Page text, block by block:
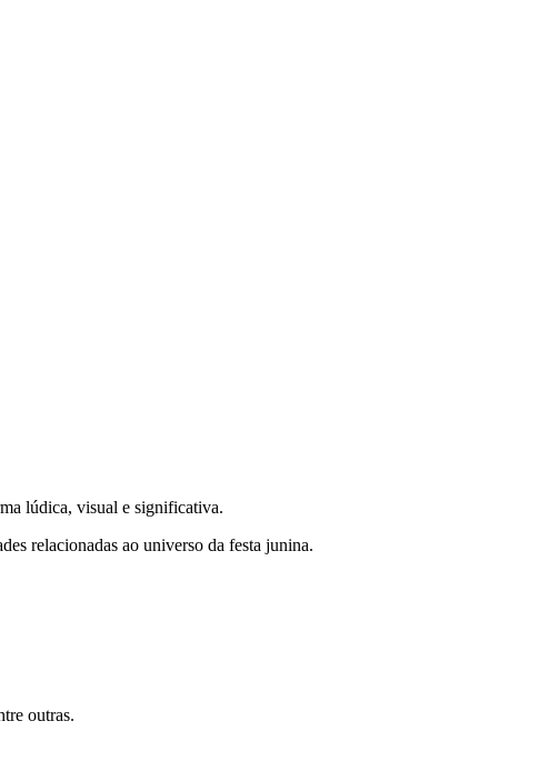
lúdica, visual e significativa.
relacionadas ao universo da festa junina.
outras.